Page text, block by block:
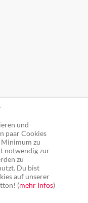
und
paar Cookies
zu
notwendig zur
zu
Du bist
auf unserer
(mehr Infos)